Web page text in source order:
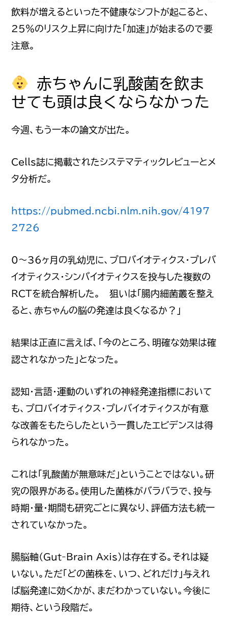
飲料が増えるといった不健康なシフトが起こると、
25%のリスク上昇に向けた「加速」が始まるので要
注意。
赤ちゃんに乳酸菌を飲ま
せても頭は良くならなかった
今週、もう一本の論文が出た。
Cells誌に掲載されたシステマティックレビューとメ
タ分析だ。
https://pubmed.ncbi.nlm.nih.gov/4197
2726
0〜36ヶ月の乳幼児に、プロバイオティクス・プレバ
イオティクス・シンバイオティクスを投与した複数の
RCTを統合解析した。 狙いは「腸内細菌叢を整え
ると、赤ちゃんの脳の発達は良くなるか？」
結果は正直に言えば、「今のところ、明確な効果は確
認されなかった」となった。
認知・言語・運動のいずれの神経発達指標において
も、プロバイオティクス・プレバイオティクスが有意
な改善をもたらしたという一貫したエビデンスは得
られなかった。
これは「乳酸菌が無意味だ」ということではない。研
究の限界がある。使用した菌株がバラバラで、投与
時期・量・期間も研究ごとに異なり、評価方法も統一
されていなかった。
腸脳軸（Gut-Brain Axis）は存在する。それは疑
いない。ただ「どの菌株を、いつ、どれだけ」与えれ
ば脳発達に効くかが、まだわかっていない。今後に
期待、という段階だ。